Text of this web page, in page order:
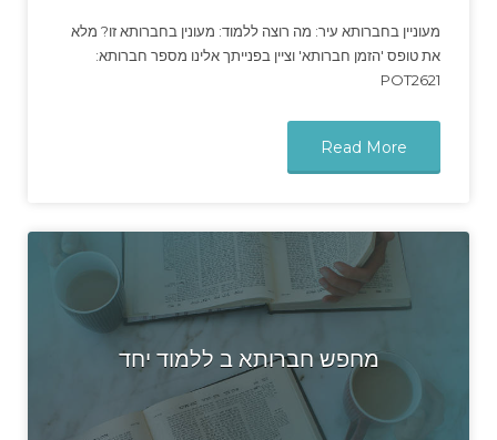
מעוניין בחברותא עיר: מה רוצה ללמוד: מעונין בחברותא זו? מלא
את טופס 'הזמן חברותא' וציין בפנייתך אלינו מספר חברותא:
POT2621
Read More
מחפש חברותא ב ללמוד יחד